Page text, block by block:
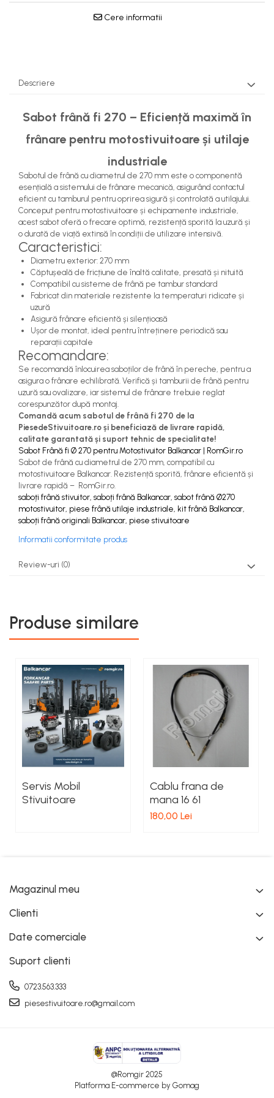
Cere informatii
Descriere
Sabot frână fi 270 – Eficiență maximă în
frânare pentru motostivuitoare și utilaje
industriale
Sabotul de frână cu diametrul de 270 mm este o componentă
esențială a sistemului de frânare mecanică, asigurând contactul
eficient cu tamburul pentru oprirea sigură și controlată a utilajului.
Conceput pentru motostivuitoare și echipamente industriale,
acest sabot oferă o frecare optimă, rezistență sporită la uzură și
o durată de viață extinsă în condiții de utilizare intensivă.
Caracteristici:
Diametru exterior: 270 mm
Căptușeală de fricțiune de înaltă calitate, presată și nituită
Compatibil cu sisteme de frână pe tambur standard
Fabricat din materiale rezistente la temperaturi ridicate și
uzură
Asigură frânare eficientă și silențioasă
Ușor de montat, ideal pentru întreținere periodică sau
reparații capitale
Recomandare:
Se recomandă înlocuirea saboților de frână în pereche, pentru a
asigura o frânare echilibrată. Verifică și tamburii de frână pentru
uzură sau ovalizare, iar sistemul de frânare trebuie reglat
corespunzător după montaj.
Comandă acum sabotul de frână fi 270 de la
PiesedeStivuitoare.ro și beneficiază de livrare rapidă,
calitate garantată și suport tehnic de specialitate!
Sabot Frână fi Ø 270 pentru Motostivuitor Balkancar | RomGir.ro
Sabot de frână cu diametrul de 270 mm, compatibil cu
motostivuitoare Balkancar. Rezistență sporită, frânare eficientă și
livrare rapidă – RomGir.ro.
saboți frână stivuitor, saboți frână Balkancar, sabot frână Ø270
motostivuitor, piese frână utilaje industriale, kit frână Balkancar,
saboți frână originali Balkancar, piese stivuitoare
Informatii conformitate produs
Review-uri (0)
Produse similare
Servis Mobil
Stivuitoare
Cablu frana de
mana 16 61
180,00 Lei
Magazinul meu
Clienti
Date comerciale
Suport clienti
0723.563.333
piesestivuitoare.ro@gmail.com
@Romgir 2025
Platforma E-commerce by Gomag